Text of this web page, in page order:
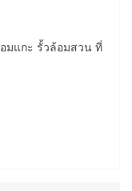
มแกะ รั้วล้อมสวน ที่